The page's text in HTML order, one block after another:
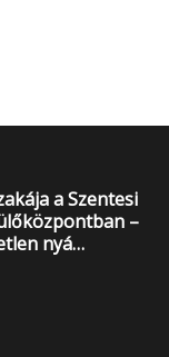
a Szentesi
–
nyá…